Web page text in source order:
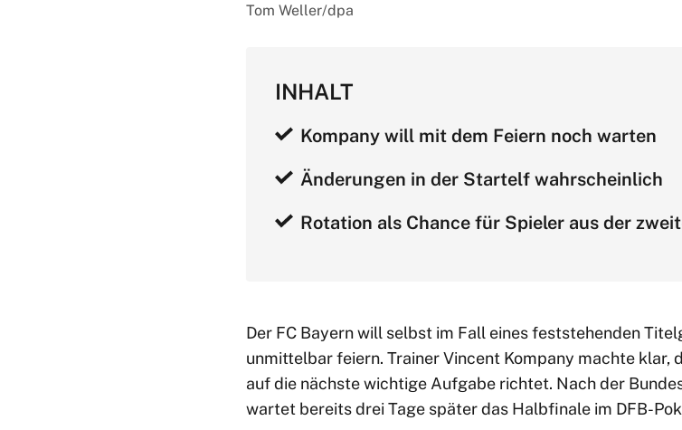
Tom Weller/dpa
INHALT
Kompany will mit dem Feiern noch warten
Änderungen in der Startelf wahrscheinlich
Rotation als Chance für Spieler aus der
Der FC Bayern will selbst im Fall eines feststehenden
unmittelbar feiern. Trainer Vincent Kompany machte klar,
auf die nächste wichtige Aufgabe richtet. Nach der
wartet bereits drei Tage später das Halbfinale im DFB-